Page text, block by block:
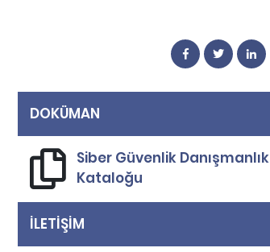
DOKÜMAN
Siber Güvenlik Danışmanlık
Kataloğu
İLETİŞİM